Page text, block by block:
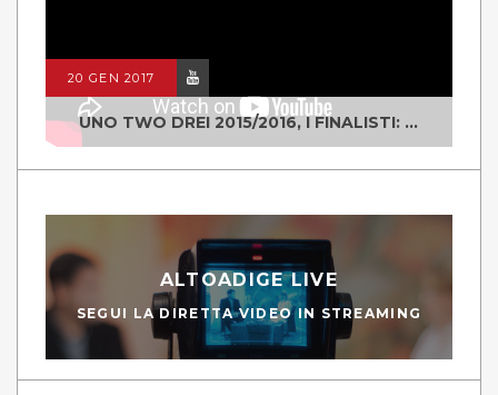
20 GEN 2017
UNO TWO DREI 2015/2016, I FINALISTI: CLASSE IV ALS ISTITUTO "DEGASPERI" BORGO VALSUGANA
ALTOADIGE LIVE
SEGUI LA DIRETTA VIDEO IN STREAMING